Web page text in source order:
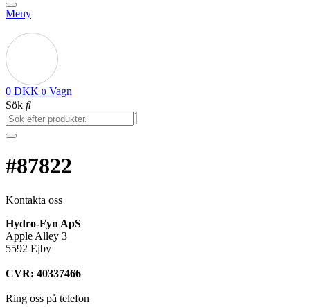
Meny
0 DKK 0 Vagn
Sök
#87822
Kontakta oss
Hydro-Fyn ApS
Apple Alley 3
5592 Ejby
CVR: 40337466
Ring oss på telefon